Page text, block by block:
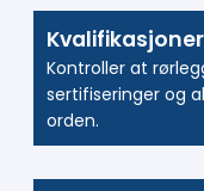
Kvalifikasjoner
Kontroller at
sertifiseringer og
orden.